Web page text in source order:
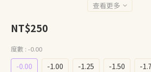
查看更多
NT$250
度數 : -0.00
-0.00 -1.00 -1.25 -1.50 -